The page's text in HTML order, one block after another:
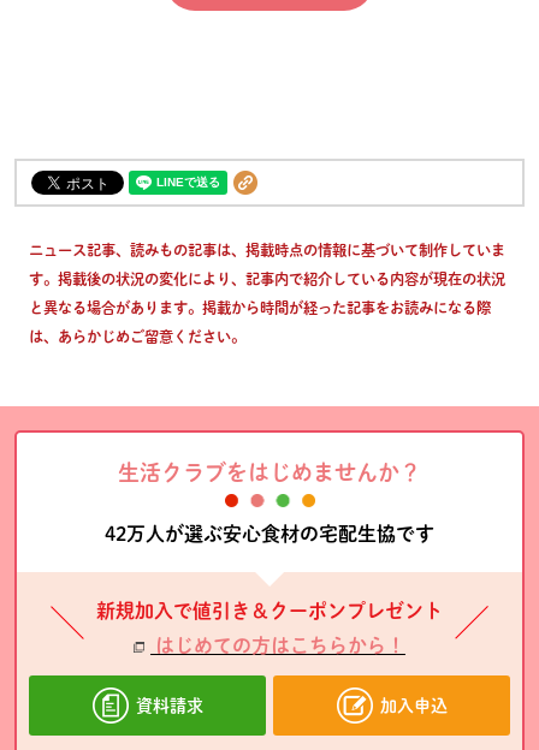
ニュース記事、読みもの記事は、掲載時点の情報に基づいて制作していま
す。掲載後の状況の変化により、記事内で紹介している内容が現在の状況
と異なる場合があります。掲載から時間が経った記事をお読みになる際
は、あらかじめご留意ください。
生活クラブをはじめませんか？
42万人が選ぶ安心食材の宅配生協です
新規加入で値引き＆クーポンプレゼント
はじめての方はこちらから！
資料請求 加入申込